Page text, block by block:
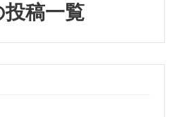
稿一覧